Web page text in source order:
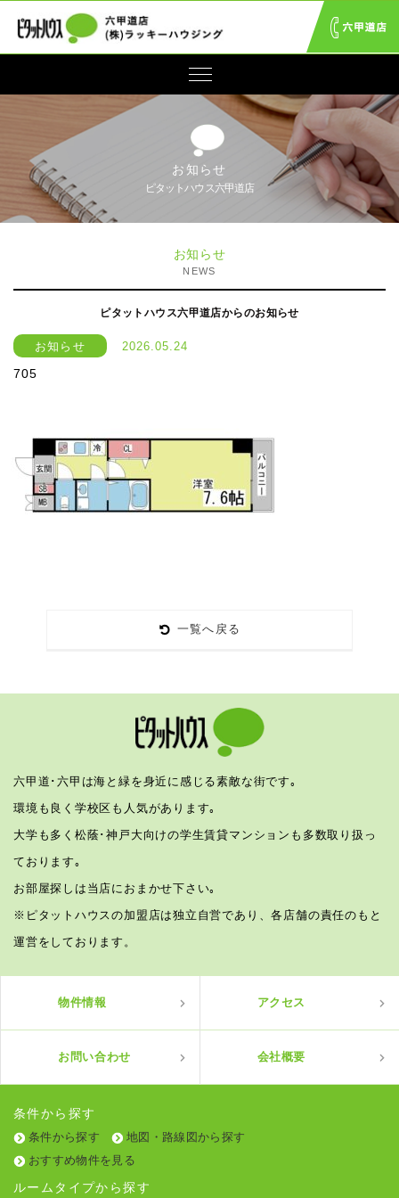
お知らせ
ピタットハウス六甲道店
お知らせ
NEWS
ピタットハウス六甲道店からのお知らせ
お知らせ 2026.05.24
705
一覧へ戻る
六甲道･六甲は海と緑を身近に感じる素敵な街です｡
環境も良く学校区も人気があります｡
大学も多く松蔭･神戸大向けの学生賃貸マンションも多数取り扱っ
ております｡
お部屋探しは当店におまかせ下さい｡
※ピタットハウスの加盟店は独立自営であり、各店舗の責任のもと
運営をしております。
物件情報 アクセス
お問い合わせ 会社概要
条件から探す
条件から探す
地図・路線図から探す
おすすめ物件を見る
ルームタイプから探す